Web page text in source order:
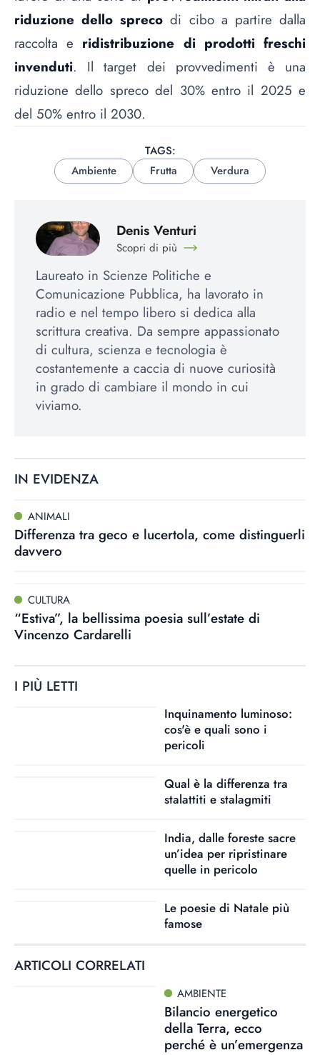
riduzione dello spreco di cibo a partire dalla
raccolta e ridistribuzione di prodotti freschi
invenduti. Il target dei provvedimenti è una
riduzione dello spreco del 30% entro il 2025 e
del 50% entro il 2030.
TAGS:
Ambiente
Frutta Verdura
Denis Venturi
Scopri di più
Laureato in Scienze Politiche e
Comunicazione Pubblica, ha lavorato in
radio e nel tempo libero si dedica alla
scrittura creativa. Da sempre appassionato
di cultura, scienza e tecnologia è
costantemente a caccia di nuove curiosità
in grado di cambiare il mondo in cui
viviamo.
IN EVIDENZA
ANIMALI
Differenza tra geco e lucertola, come distinguerli
davvero
CULTURA
“Estiva”, la bellissima poesia sull’estate di
Vincenzo Cardarelli
I PIÙ LETTI
Inquinamento luminoso:
cos'è e quali sono i
pericoli
Qual è la differenza tra
stalattiti e stalagmiti
India, dalle foreste sacre
un’idea per ripristinare
quelle in pericolo
Le poesie di Natale più
famose
ARTICOLI CORRELATI
AMBIENTE
Bilancio energetico
della Terra, ecco
perché è un’emergenza